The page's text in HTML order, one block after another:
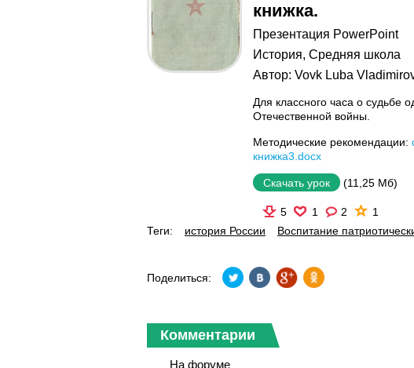
книжка.
Презентация PowerPoint
История, Средняя школа
Автор: Vovk Luba
Для классного часа о судьбе
Отечественной войны.
Методические рекомендации:
книжка3.docx
Скачать урок (11,25 Мб)
5 1 2
1
Теги:
история России Воспитание
Поделиться:
Комментарии
На форуме